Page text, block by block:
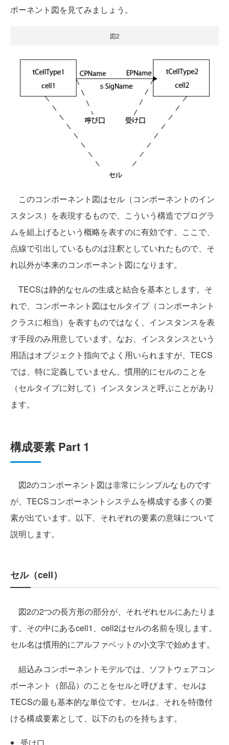
ポーネント図を見てみましょう。
図2
このコンポーネント図はセル（コンポーネントのイン
スタンス）を表現するもので、こういう構造でプログラ
ムを組上げるという概略を表すのに有効です。ここで、
点線で引出しているものは注釈としていれたもので、そ
れ以外が本来のコンポーネント図になります。
TECSは静的なセルの生成と結合を基本とします。そ
れで、コンポーネント図はセルタイプ（コンポーネント
クラスに相当）を表すものではなく、インスタンスを表
す手段のみ用意しています。なお、インスタンスという
用語はオブジェクト指向でよく用いられますが、TECS
では、特に定義していません。慣用的にセルのことを
（セルタイプに対して）インスタンスと呼ぶことがあり
ます。
構成要素 Part 1
図2のコンポーネント図は非常にシンプルなものです
が、TECSコンポーネントシステムを構成する多くの要
素が出ています。以下、それぞれの要素の意味について
説明します。
セル（cell）
図2の2つの長方形の部分が、それぞれセルにあたりま
す。その中にあるcell1、cell2はセルの名前を現します。
セル名は慣用的にアルファベットの小文字で始めます。
組込みコンポーネントモデルでは、ソフトウェアコン
ポーネント（部品）のことをセルと呼びます。セルは
TECSの最も基本的な単位です。セルは、それを特徴付
ける構成要素として、以下のものを持ちます。